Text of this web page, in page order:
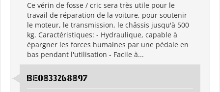
Ce vérin de fosse / cric sera très utile pour le
travail de réparation de la voiture, pour soutenir
le moteur, le transmission, le châssis jusqu'à 500
kg. Caractéristiques: - Hydraulique, capable à
épargner les forces humaines par une pédale en
bas pendant l'utilisation - Facile à...
BE0833268897